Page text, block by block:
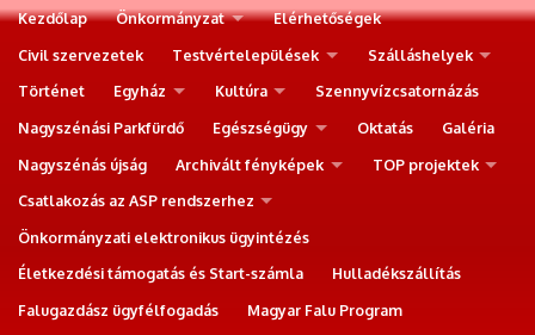
Kezdőlap Önkormányzat
Elérhetőségek
Civil szervezetek
Testvértelepülések
Szálláshelyek
Történet
Egyház Kultúra
Szennyvízcsatornázás
Nagyszénási Parkfürdő
Egészségügy Oktatás
Galéria
Nagyszénás újság
Archivált fényképek
TOP projektek
Csatlakozás az ASP rendszerhez
Önkormányzati elektronikus ügyintézés
Életkezdési támogatás és Start-számla
Hulladékszállítás
Falugazdász ügyfélfogadás
Magyar Falu Program